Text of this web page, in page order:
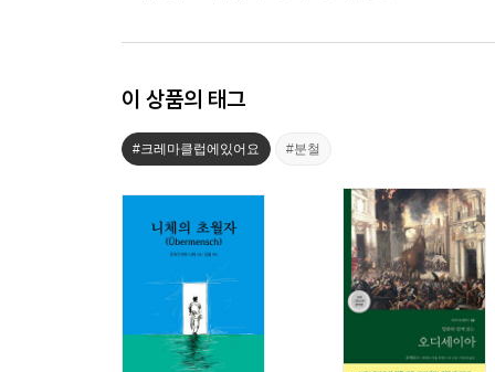
이 상품의 태그
#크레마클럽에있어요 #분철